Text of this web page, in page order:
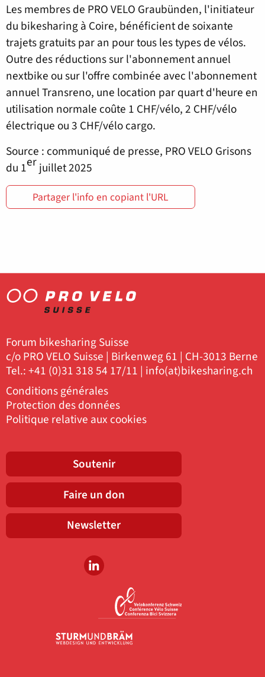
Les membres de PRO VELO Graubünden, l'initiateur
du bikesharing à Coire, bénéficient de soixante
trajets gratuits par an pour tous les types de vélos.
Outre des réductions sur l'abonnement annuel
nextbike ou sur l'offre combinée avec l'abonnement
annuel Transreno, une location par quart d'heure en
utilisation normale coûte 1 CHF/vélo, 2 CHF/vélo
électrique ou 3 CHF/vélo cargo.
Source : communiqué de presse, PRO VELO Grisons
du 1erjuillet 2025
Partager l'info en copiant l'URL
Forum bikesharing Suisse
c/o PRO VELO Suisse | Birkenweg 61 | CH-3013 Berne
Tel.: +41 (0)31 318 54 17/11 | info(at)bikesharing.ch
Conditions générales
Protection des données
Politique relative aux cookies
Soutenir
Faire un don
Newsletter